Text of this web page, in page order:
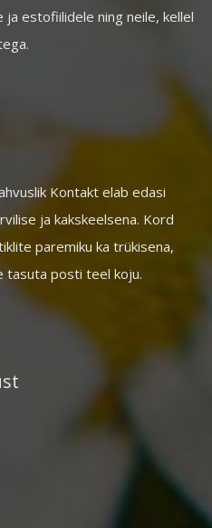
estofiilidele ning neile, kellel
Kontakt elab edasi
ja kakskeelsena. Kord
paremiku ka trükisena,
tasuta posti teel koju.